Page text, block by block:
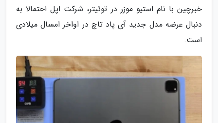
خبرچین با نام استیو موزر در توئیتر، شرکت اپل احتمالا به
دنبال عرضه مدل جدید آی پاد تاچ در اواخر امسال میلادی
است.